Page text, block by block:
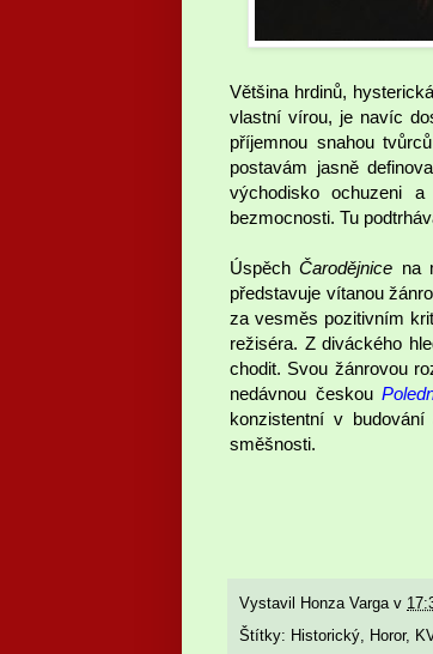
Většina hrdinů,
vlastní vírou, je navíc
příjemnou snahou
postavám jasně
východisko ochuzeni
bezmocnosti. Tu
ÚspěchČarodějnice na
představuje vítanou
za vesměs pozitivním
režiséra. Z diváckého
chodit. Svou žánrovou
nedávnou českou
konzistentní v
směšnosti.
Vystavil Honza Varga v
Štítky: Historický Horor,